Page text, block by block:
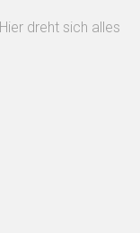
dreht sich alles